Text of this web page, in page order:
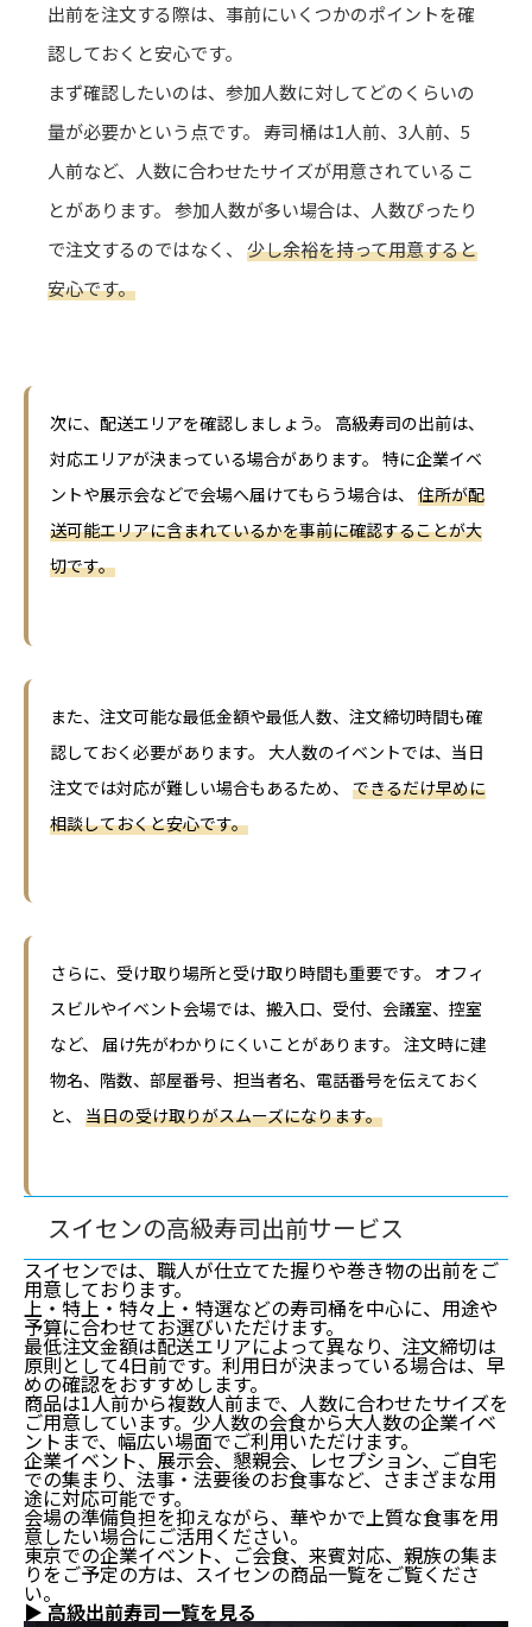
出前を注文する際は、事前にいくつかのポイントを確
認しておくと安心です。
まず確認したいのは、参加人数に対してどのくらいの
量が必要かという点です。 寿司桶は1人前、3人前、5
人前など、人数に合わせたサイズが用意されているこ
とがあります。 参加人数が多い場合は、人数ぴったり
で注文するのではなく、 少し余裕を持って用意すると
安心です。
次に、配送エリアを確認しましょう。 高級寿司の出前は、
対応エリアが決まっている場合があります。 特に企業イベ
ントや展示会などで会場へ届けてもらう場合は、 住所が配
送可能エリアに含まれているかを事前に確認することが大
切です。
また、注文可能な最低金額や最低人数、注文締切時間も確
認しておく必要があります。 大人数のイベントでは、当日
注文では対応が難しい場合もあるため、 できるだけ早めに
相談しておくと安心です。
さらに、受け取り場所と受け取り時間も重要です。 オフィ
スビルやイベント会場では、搬入口、受付、会議室、控室
など、 届け先がわかりにくいことがあります。 注文時に建
物名、階数、部屋番号、担当者名、電話番号を伝えておく
と、 当日の受け取りがスムーズになります。
スイセンの高級寿司出前サービス
スイセンでは、職人が仕立てた握りや巻き物の出前をご
用意しております。
上・特上・特々上・特選などの寿司桶を中心に、用途や
予算に合わせてお選びいただけます。
最低注文金額は配送エリアによって異なり、注文締切は
原則として4日前です。利用日が決まっている場合は、早
めの確認をおすすめします。
商品は1人前から複数人前まで、人数に合わせたサイズを
ご用意しています。少人数の会食から大人数の企業イベ
ントまで、幅広い場面でご利用いただけます。
企業イベント、展示会、懇親会、レセプション、ご自宅
での集まり、法事・法要後のお食事など、さまざまな用
途に対応可能です。
会場の準備負担を抑えながら、華やかで上質な食事を用
意したい場合にご活用ください。
東京での企業イベント、ご会食、来賓対応、親族の集ま
りをご予定の方は、スイセンの商品一覧をご覧くださ
い。
▶ 高級出前寿司一覧を見る